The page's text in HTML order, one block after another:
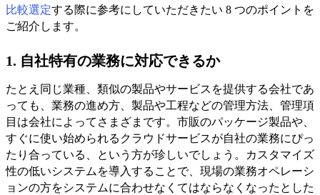
比較選定する際に参考にしていただきたい 8 つのポイントを
ご紹介します。
1. 自社特有の業務に対応できるか
たとえ同じ業種、類似の製品やサービスを提供する会社であ
っても、業務の進め方、製品や工程などの管理方法、管理項
目は会社によってさまざまです。市販のパッケージ製品や、
すぐに使い始められるクラウドサービスが自社の業務にぴっ
たり合っている、という方が珍しいでしょう。カスタマイズ
性の低いシステムを導入することで、現場の業務オペレーシ
ョンの方をシステムに合わせなくてはならなくなったとした